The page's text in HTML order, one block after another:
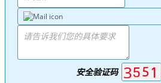
安全验证码